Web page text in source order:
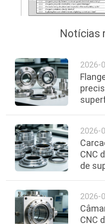
POLÍTICA
DE
PRIVACIDADE
Notícias
2026-
2026-
CNC
de
2026-
CNC